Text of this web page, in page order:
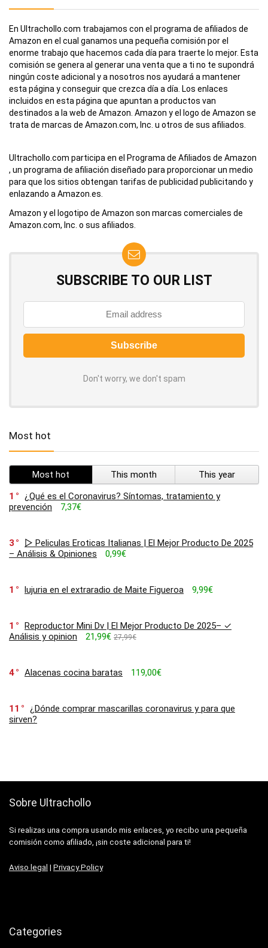
En Ultrachollo.com trabajamos con el programa de afiliados de
Amazon en el cual ganamos una pequeña comisión por el
enorme trabajo que hacemos cada día para traerte lo mejor. Esta
comisión se genera al generar una venta que a ti no te supondrá
ningún coste adicional y a nosotros nos ayudará a mantener
esta página y conseguir que crezca día a día. Los enlaces
incluidos en esta página que apuntan a productos van
destinados a la web de Amazon. Amazon y el logo de Amazon se
trata de marcas de Amazon.com, Inc. u otros de sus afiliados.
Ultrachollo.com participa en el Programa de Afiliados de Amazon
, un programa de afiliación diseñado para proporcionar un medio
para que los sitios obtengan tarifas de publicidad publicitando y
enlazando a Amazon.es.
Amazon y el logotipo de Amazon son marcas comerciales de
Amazon.com, Inc. o sus afiliados.
SUBSCRIBE TO OUR LIST
Don't worry, we don't spam
Most hot
Most hot This month
This year
1
¿Qué es el Coronavirus? Síntomas, tratamiento y
prevención
7,37€
3
▷ Peliculas Eroticas Italianas | El Mejor Producto De 2025
– Análisis & Opiniones
0,99€
1 lujuria en el extraradio de Maite Figueroa 9,99€
1
Reproductor Mini Dv | El Mejor Producto De 2025– ✓
Análisis y opinion
21,99€ 27,99€
4 Alacenas cocina baratas 119,00€
11
¿Dónde comprar mascarillas coronavirus y para que
sirven?
Sobre Ultrachollo
Si realizas una compra usando mis enlaces, yo recibo una pequeña
comisión como afiliado, ¡sin coste adicional para ti!
Aviso legal | Privacy Policy
Categories